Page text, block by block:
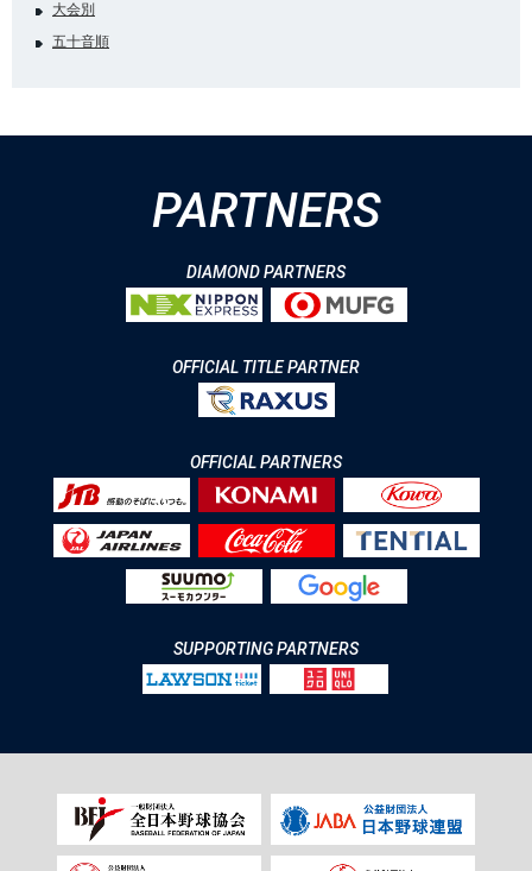
大会別
五十音順
PARTNERS
DIAMOND PARTNERS
OFFICIAL TITLE PARTNER
OFFICIAL PARTNERS
SUPPORTING PARTNERS